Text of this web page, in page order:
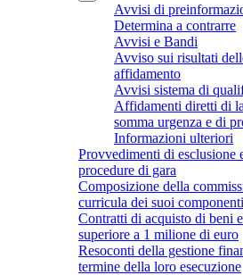
Avvisi di
Determina a contrarre
Avvisi e Bandi
Avviso sui risultati
affidamento
Avvisi sistema di
Affidamenti diretti di
somma urgenza e di
Informazioni ulteriori
Provvedimenti di esclusione
procedure di gara
Composizione della
curricula dei suoi componenti
Contratti di acquisto di beni
superiore a 1 milione di euro
Resoconti della gestione
termine della loro esecuzione